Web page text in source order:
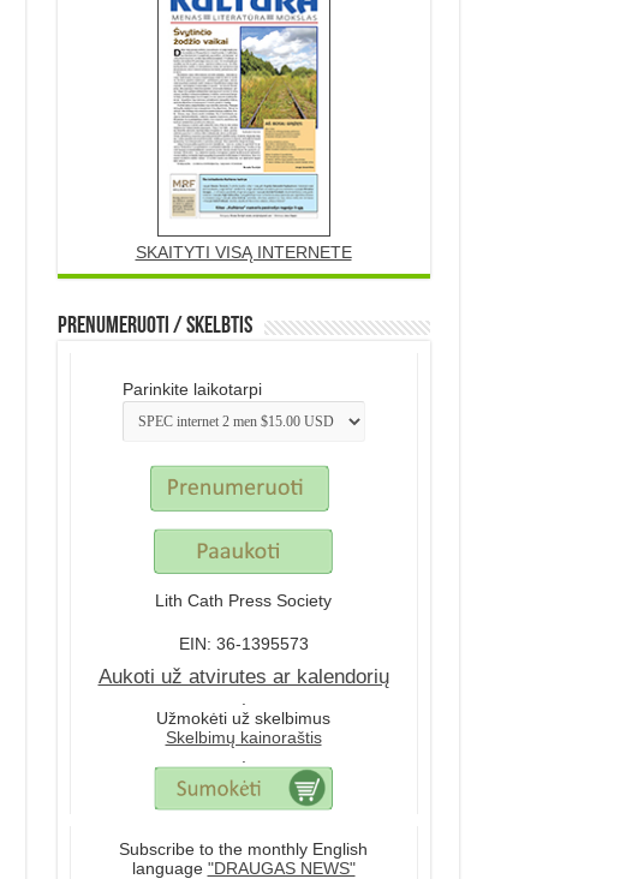
SKAITYTI VISĄ INTERNETE
Prenumeruoti / Skelbtis
Parinkite laikotarpi
Lith Cath Press Society
EIN: 36-1395573
Aukoti už atvirutes ar kalendorių
.
Užmokėti už skelbimus
Skelbimų kainoraštis
.
Subscribe to the monthly English
language "DRAUGAS NEWS"